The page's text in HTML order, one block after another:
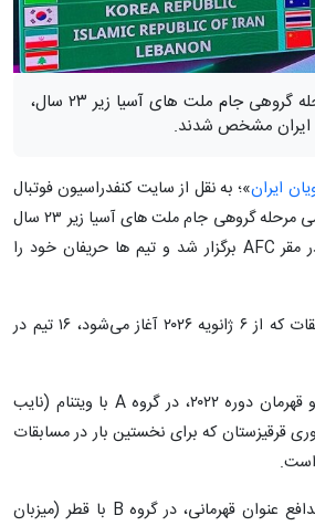
با انجام قرعه کشی مرحله گروهی جام ملت های آسیا زیر ۲۳ سال،
ایران مشخص شدند.
ایران»؛ به نقل از سایت کنفدراسیون فوتبال
آسیا AFC، مراسم قرعه کشی مرحله گروهی جام ملت های آسیا زیر ۲۳ سال
امروز پنج شنبه ۱۰ مهر و در مقر AFC برگزار شد و تیم ها حریفان خود را
در هفتمین دوره این مسابقات که از ۶ ژانویه ۲۰۲۶ آغاز می‌شود، ۱۶ تیم در
عربستان سعودی، میزبان و قهرمان دوره ۲۰۲۲، در گروه A با ویتنام (نایب
و جمهوری قرقیزستان که برای نخستین بار در مسابقات
است.
ژاپن، قهرمان دو دوره و مدافع عنوان قهرمانی، در گروه B با قطر (میزبان